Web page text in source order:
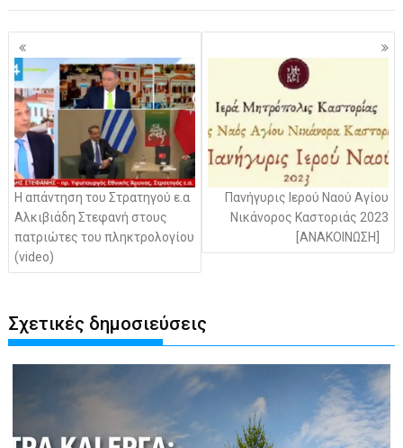
Πλοήγηση
άρθρων
Η απάντηση του Στρατηγού ε.α
Αλκιβιάδη Στεφανή στους
πατριώτες του πληκτρολογίου
(video)
Πανήγυρις Ιερού Ναού Αγίου
Νικάνορος Καστοριάς 2023
[ΑΝΑΚΟΙΝΩΣΗ]
Σχετικές δημοσιεύσεις